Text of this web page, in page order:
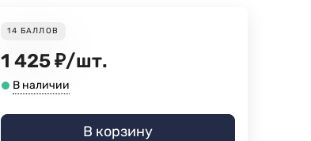
14 БАЛЛОВ
1 425₽/шт.
В наличии
В корзину